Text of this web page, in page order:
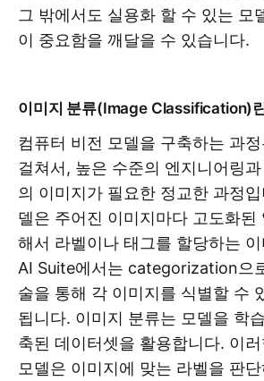
그 밖에서도 실용화 할 수 있는 모
이 중요함을 깨달을 수 있습니다.
이미지 분류(Image Classification)
컴퓨터 비전 모델을 구축하는 과
걸쳐서, 높은 수준의 엔지니어링과
의 이미지가 필요한 정교한 과정
델은 주어진 이미지마다 고도화된
해서 라벨이나 태그를 할당하는
AI Suite에서는 categorization으
술을 통해 각 이미지를 식별할 수
됩니다. 이미지 분류는 모델을 학
축된 데이터셋을 활용합니다. 이
모델은 이미지에 맞는 라벨을 판